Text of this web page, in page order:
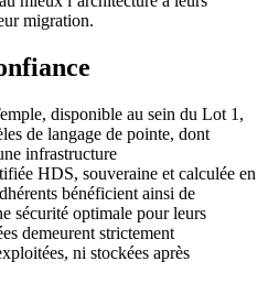
migration.
disponible au sein du Lot 1,
de langage de pointe, dont
infrastructure
HDS, souveraine et calculée en
bénéficient ainsi de
sécurité optimale pour leurs
demeurent strictement
ni stockées après